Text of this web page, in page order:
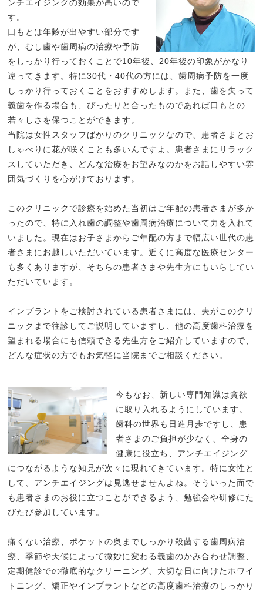
ンチエイジングの効果が高いので
す。
口もとは年齢が出やすい部分です
が、むし歯や歯周病の治療や予防
をしっかり行っておくことで10年後、20年後の印象がかなり
違ってきます。特に30代・40代の方には、歯周病予防を一度
しっかり行っておくことをおすすめします。また、歯を失って
義歯を作る場合も、ぴったりと合ったものであれば口もとの
若々しさを保つことができます。
当院は女性スタッフばかりのクリニックなので、患者さまとお
しゃべりに花が咲くことも多いんですよ。患者さまにリラック
スしていただき、どんな治療をお望みなのかをお話しやすい雰
囲気づくりを心がけております。
このクリニックで診療を始めた当初はご年配の患者さまが多か
ったので、特に入れ歯の調整や歯周病治療について力を入れて
いました。現在はお子さまからご年配の方まで幅広い世代の患
者さまにお越しいただいています。近くに高度な医療センター
も多くありますが、そちらの患者さまや先生方にもいらしてい
ただいています。
インプラントをご検討されている患者さまには、夫がこのクリ
ニックまで往診してご説明していますし、他の高度歯科治療を
望まれる場合にも信頼できる先生方をご紹介していますので、
どんな症状の方でもお気軽に当院までご相談ください。
今もなお、新しい専門知識は貪欲
に取り入れるようにしています。
歯科の世界も日進月歩ですし、患
者さまのご負担が少なく、全身の
健康に役立ち、アンチエイジング
につながるような知見が次々に現れてきています。特に女性と
して、アンチエイジングは見逃せませんよね。そういった面で
も患者さまのお役に立つことができるよう、勉強会や研修にた
びたび参加しています。
痛くない治療、ポケットの奥までしっかり殺菌する歯周病治
療、季節や天候によって微妙に変わる義歯のかみ合わせ調整、
定期健診での徹底的なクリーニング、大切な日に向けたホワイ
トニング、矯正やインプラントなどの高度歯科治療のしっかり